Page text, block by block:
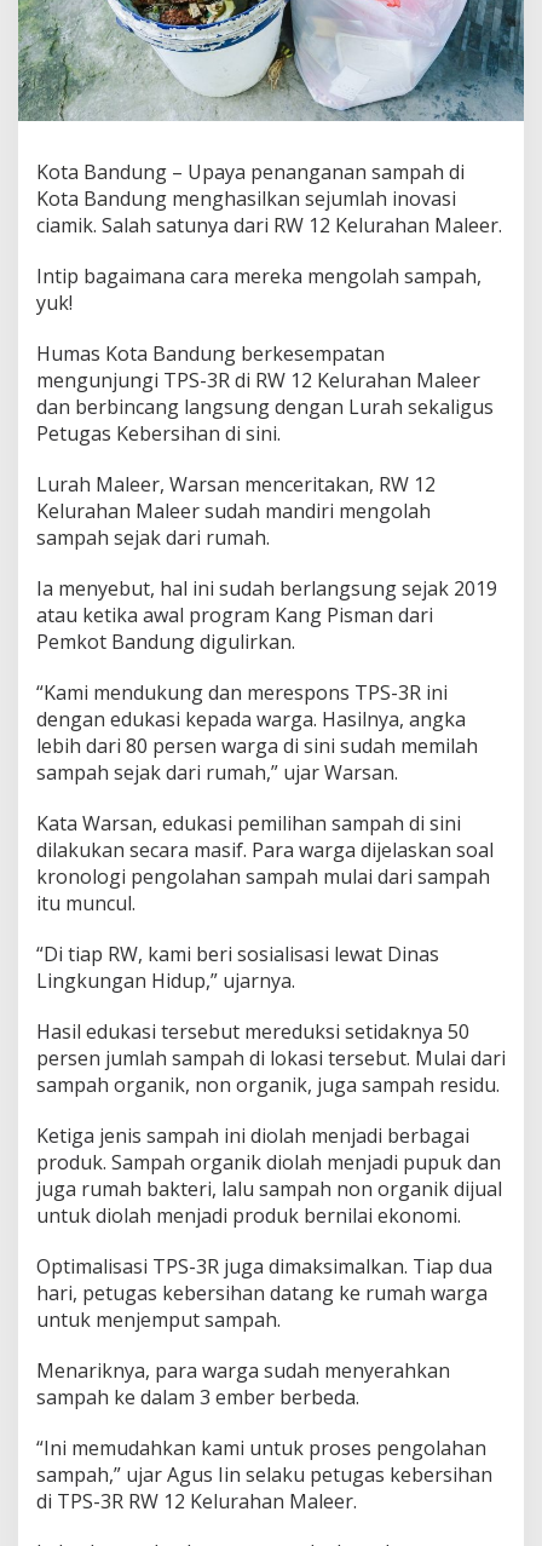
r
a
n
g
a
h
a
S
a
h
d
R
1
2
M
l
e
e
r
Kota Bandung – Upaya penanganan sampah di
Kota Bandung menghasilkan sejumlah inovasi
ciamik. Salah satunya dari RW 12 Kelurahan Maleer.
Intip bagaimana cara mereka mengolah sampah,
yuk!
Humas Kota Bandung berkesempatan
mengunjungi TPS-3R di RW 12 Kelurahan Maleer
dan berbincang langsung dengan Lurah sekaligus
Petugas Kebersihan di sini.
Lurah Maleer, Warsan menceritakan, RW 12
Kelurahan Maleer sudah mandiri mengolah
sampah sejak dari rumah.
Ia menyebut, hal ini sudah berlangsung sejak 2019
atau ketika awal program Kang Pisman dari
Pemkot Bandung digulirkan.
“Kami mendukung dan merespons TPS-3R ini
dengan edukasi kepada warga. Hasilnya, angka
lebih dari 80 persen warga di sini sudah memilah
sampah sejak dari rumah,” ujar Warsan.
Kata Warsan, edukasi pemilihan sampah di sini
dilakukan secara masif. Para warga dijelaskan soal
kronologi pengolahan sampah mulai dari sampah
itu muncul.
“Di tiap RW, kami beri sosialisasi lewat Dinas
Lingkungan Hidup,” ujarnya.
Hasil edukasi tersebut mereduksi setidaknya 50
persen jumlah sampah di lokasi tersebut. Mulai dari
sampah organik, non organik, juga sampah residu.
Ketiga jenis sampah ini diolah menjadi berbagai
produk. Sampah organik diolah menjadi pupuk dan
juga rumah bakteri, lalu sampah non organik dijual
untuk diolah menjadi produk bernilai ekonomi.
Optimalisasi TPS-3R juga dimaksimalkan. Tiap dua
hari, petugas kebersihan datang ke rumah warga
untuk menjemput sampah.
Menariknya, para warga sudah menyerahkan
sampah ke dalam 3 ember berbeda.
“Ini memudahkan kami untuk proses pengolahan
sampah,” ujar Agus Iin selaku petugas kebersihan
di TPS-3R RW 12 Kelurahan Maleer.